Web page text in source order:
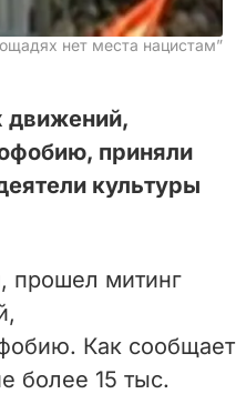
нет места нацистам”
движений,
приняли
культуры
прошел митинг
Как сообщает
более 15 тыс.